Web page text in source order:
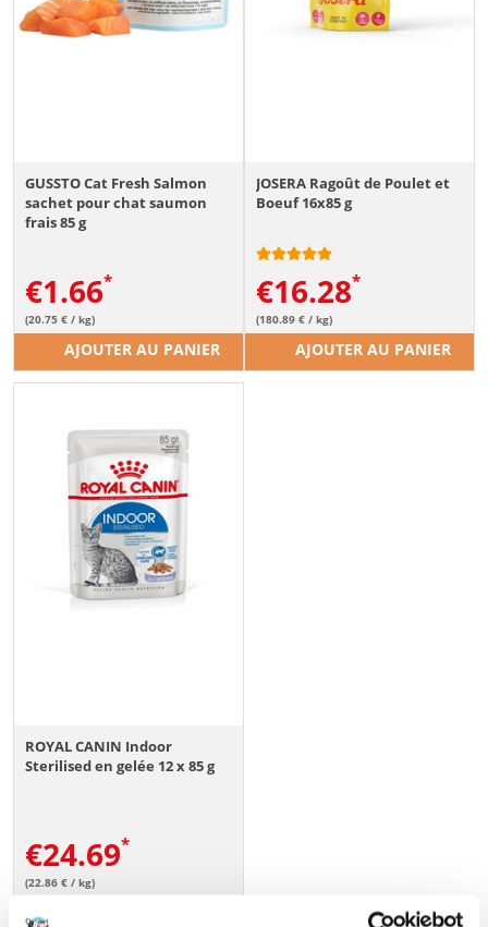
GUSSTO Cat Fresh Salmon
sachet pour chat saumon
frais 85 g
€1.66
(20.75 € / kg)
AJOUTER AU PANIER
JOSERA Ragoût de Poulet et
Boeuf 16x85 g
€16.28
(180.89 € / kg)
AJOUTER AU PANIER
ROYAL CANIN Indoor
Sterilised en gelée 12 x 85 g
€24.69
(22.86 € / kg)